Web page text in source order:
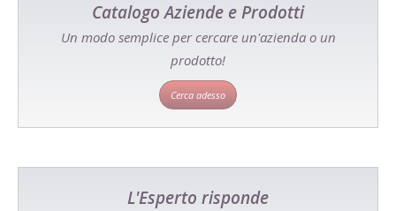
Catalogo Aziende e Prodotti
Un modo semplice per cercare un'azienda o un
prodotto!
Cerca adesso
L'Esperto risponde